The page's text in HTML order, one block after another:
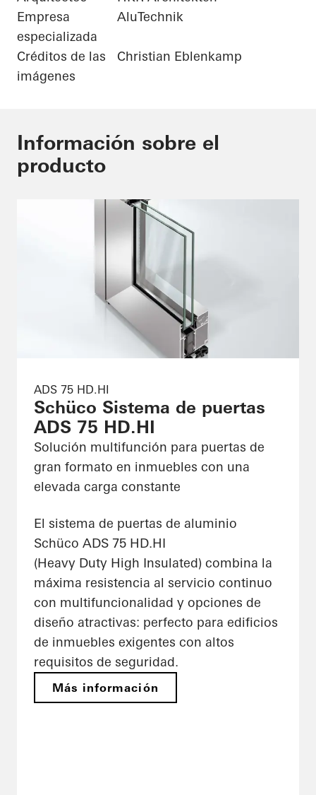
Empresa
especializada
AluTechnik
Créditos de las
imágenes
Christian Eblenkamp
Información sobre el
producto
ADS 75 HD.HI
Schüco Sistema de puertas
ADS 75 HD.HI
Solución multifunción para puertas de
gran formato en inmuebles con una
elevada carga constante
El sistema de puertas de aluminio
Schüco ADS 75 HD.HI
(Heavy Duty High Insulated) combina la
máxima resistencia al servicio continuo
con multifuncionalidad y opciones de
diseño atractivas: perfecto para edificios
de inmuebles exigentes con altos
requisitos de seguridad.
Más información